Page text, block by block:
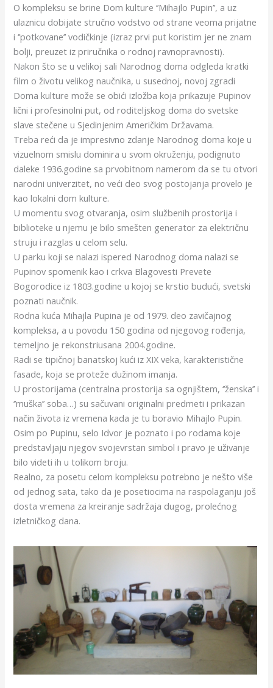
O kompleksu se brine Dom kulture ‘’Mihajlo Pupin’’, a uz
ulaznicu dobijate stručno vodstvo od strane veoma prijatne
i ‘’potkovane’’ vodičkinje (izraz prvi put koristim jer ne znam
bolji, preuzet iz priručnika o rodnoj ravnopravnosti).
Nakon što se u velikoj sali Narodnog doma odgleda kratki
film o životu velikog naučnika, u susednoj, novoj zgradi
Doma kulture može se obići izložba koja prikazuje Pupinov
lični i profesinolni put, od roditeljskog doma do svetske
slave stečene u Sjedinjenim Američkim Državama.
Treba reći da je impresivno zdanje Narodnog doma koje u
vizuelnom smislu dominira u svom okruženju, podignuto
daleke 1936.godine sa prvobitnom namerom da se tu otvori
narodni univerzitet, no veći deo svog postojanja provelo je
kao lokalni dom kulture.
U momentu svog otvaranja, osim službenih prostorija i
biblioteke u njemu je bilo smešten generator za električnu
struju i razglas u celom selu.
U parku koji se nalazi ispered Narodnog doma nalazi se
Pupinov spomenik kao i crkva Blagovesti Prevete
Bogorodice iz 1803.godine u kojoj se krstio budući, svetski
poznati naučnik.
Rodna kuća Mihajla Pupina je od 1979. deo zavičajnog
kompleksa, a u povodu 150 godina od njegovog rođenja,
temeljno je rekonstriusana 2004.godine.
Radi se tipičnoj banatskoj kući iz XIX veka, karakteristične
fasade, koja se proteže dužinom imanja.
U prostorijama (centralna prostorija sa ognjištem, ‘’ženska’’ i
‘’muška’’ soba…) su sačuvani originalni predmeti i prikazan
način života iz vremena kada je tu boravio Mihajlo Pupin.
Osim po Pupinu, selo Idvor je poznato i po rodama koje
predstavljaju njegov svojevrstan simbol i pravo je uživanje
bilo videti ih u tolikom broju.
Realno, za posetu celom kompleksu potrebno je nešto više
od jednog sata, tako da je posetiocima na raspolaganju još
dosta vremena za kreiranje sadržaja dugog, prolećnog
izletničkog dana.